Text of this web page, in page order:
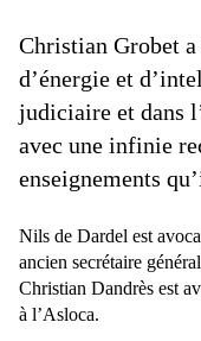
Christian Grobet
d’énergie et
judiciaire et dans
avec une infinie
enseignements
Nils de Dardel est
ancien secrétaire
Christian Dandrès est
à l’Asloca.